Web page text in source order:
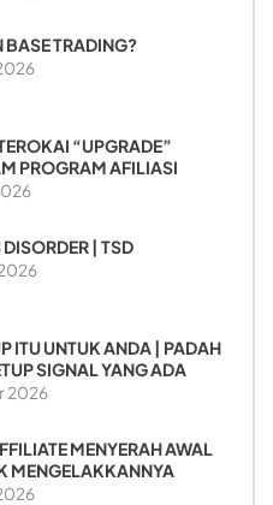
BASE TRADING?
“UPGRADE”
PROGRAM AFILIASI
| TSD
ITU UNTUK ANDA | PADAH
SIGNAL YANG ADA
2026
MENYERAH AWAL
MENGELAKKANNYA